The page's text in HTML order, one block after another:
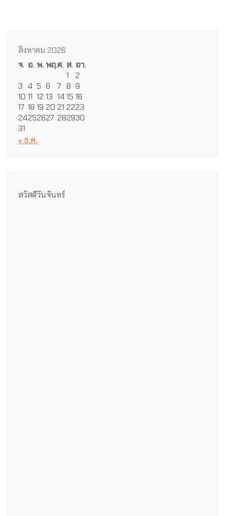
สิงหาคม 2026
จ. อ. พ.พฤ.ศ. ส. อา.
1
2
3 4 5 6 7 8 9
10 11 12 13 1415 16
17 18 19 20 21 2223
24252627 282930
31
« ธ.ค.
สวัสดีวันจันทร์